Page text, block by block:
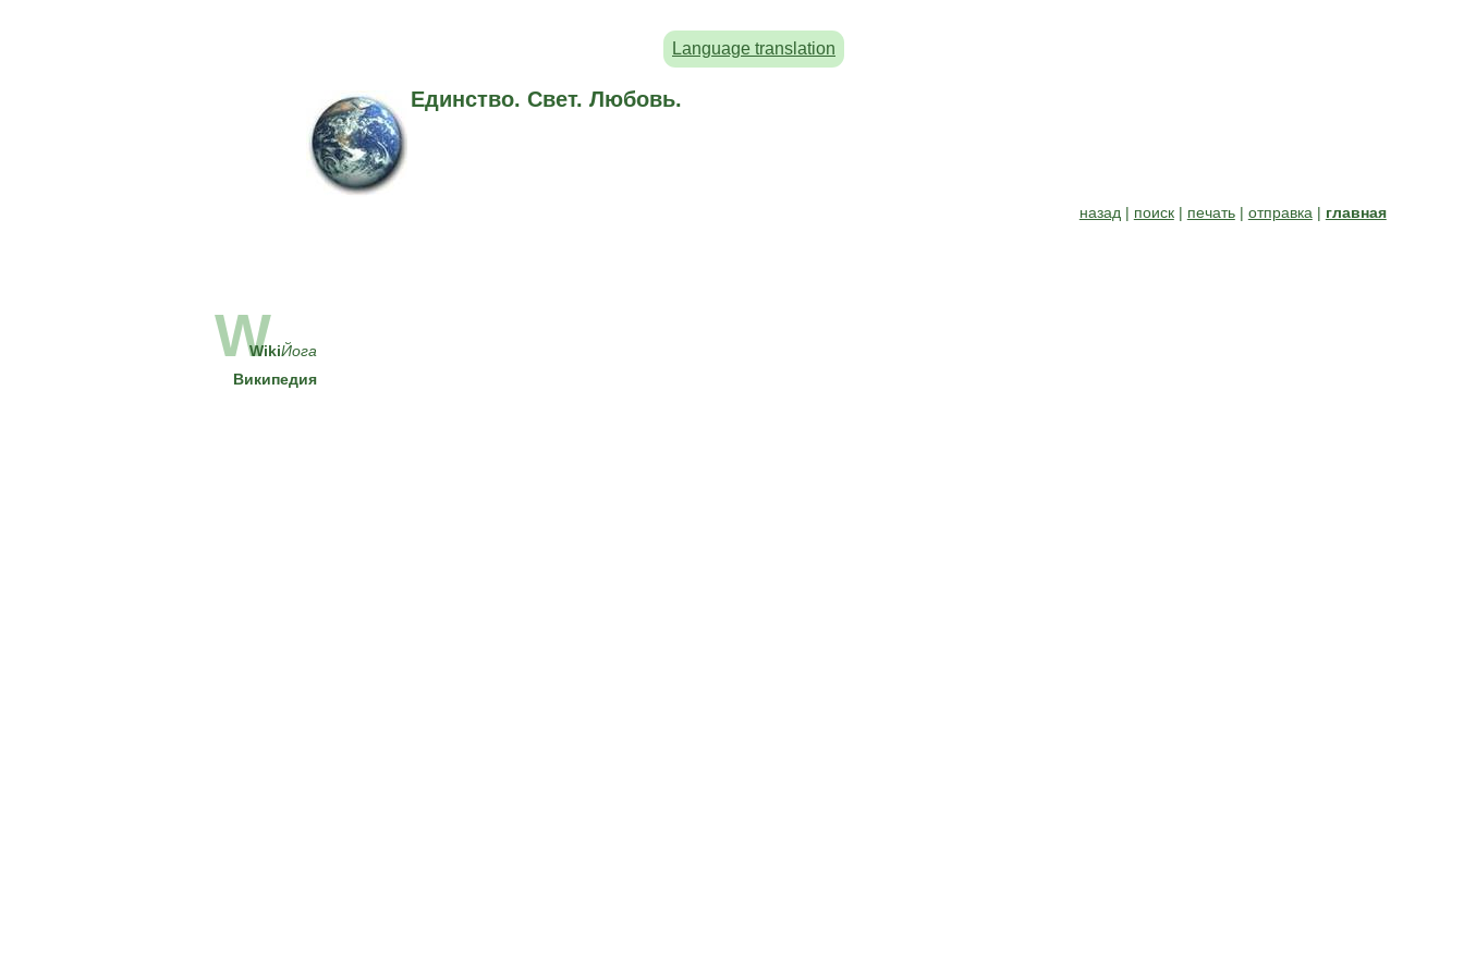
Language translation
Единство. Свет. Любовь.
назад | поиск| печать| отправка | главная
W
WikiЙога
Википедия